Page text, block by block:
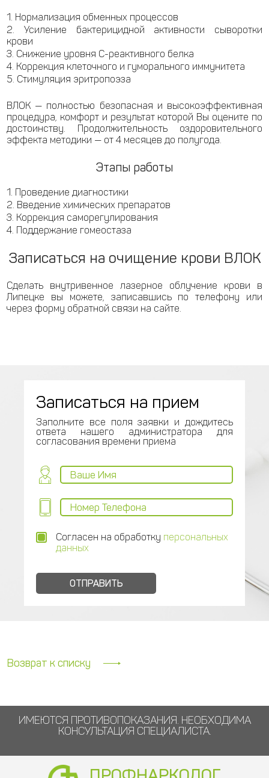
Нормализация обменных процессов
Усиление бактерицидной активности сыворотки
крови
Снижение уровня С-реактивного белка
Коррекция клеточного и гуморального иммунитета
Стимуляция эритропоэза
ВЛОК — полностью безопасная и высокоэффективная
процедура, комфорт и результат которой Вы оцените по
достоинству. Продолжительность оздоровительного
эффекта методики — от 4 месяцев до полугода.
Этапы работы
Проведение диагностики
Введение химических препаратов
Коррекция саморегулирования
Поддержание гомеостаза
Записаться на очищение крови ВЛОК
Сделать внутривенное лазерное облучение крови в
Липецке вы можете, записавшись по телефону или
через форму обратной связи на сайте.
Записаться на прием
Заполните все поля заявки и дождитесь
ответа нашего администратора для
согласования времени приема
Согласен на обработку персональных
данных
Возврат к списку
ИМЕЮТСЯ ПРОТИВОПОКАЗАНИЯ. НЕОБХОДИМА
КОНСУЛЬТАЦИЯ СПЕЦИАЛИСТА.